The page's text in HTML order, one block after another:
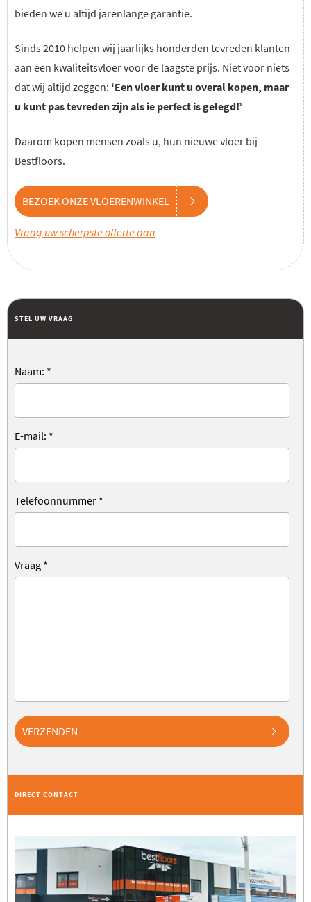
bieden we u altijd jarenlange garantie.
Sinds 2010 helpen wij jaarlijks honderden tevreden klanten
aan een kwaliteitsvloer voor de laagste prijs. Niet voor niets
dat wij altijd zeggen: ‘Een vloer kunt u overal kopen, maar
u kunt pas tevreden zijn als ie perfect is gelegd!’
Daarom kopen mensen zoals u, hun nieuwe vloer bij
Bestfloors.
BEZOEK ONZE VLOERENWINKEL
Vraag uw scherpste offerte aan
STEL UW VRAAG
Naam: *
E-mail: *
Telefoonnummer *
Vraag *
VERZENDEN
DIRECT CONTACT